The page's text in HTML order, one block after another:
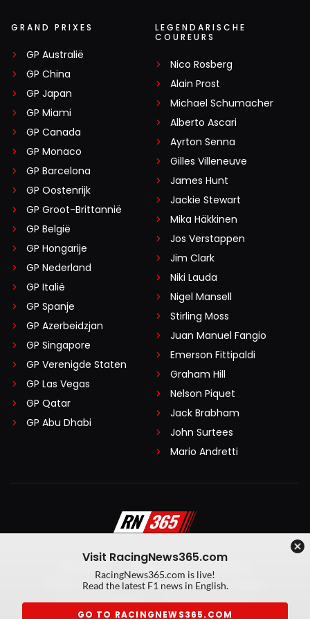
GRAND PRIXES
GP Australië
GP China
GP Japan
GP Miami
GP Canada
GP Monaco
GP Barcelona
GP Oostenrijk
GP Groot-Brittannië
GP België
GP Hongarije
GP Nederland
GP Italië
GP Spanje
GP Azerbeidzjan
GP Singapore
GP Verenigde Staten
GP Las Vegas
GP Qatar
GP Abu Dhabi
LEGENDARISCHE
COUREURS
Nico Rosberg
Alain Prost
Michael Schumacher
Alberto Ascari
Ayrton Senna
Gilles Villeneuve
James Hunt
Jackie Stewart
Mika Häkkinen
Jos Verstappen
Jim Clark
Niki Lauda
Nigel Mansell
Stirling Moss
Juan Manuel Fangio
Emerson Fittipaldi
Graham Hill
Nelson Piquet
Jack Brabham
John Surtees
Mario Andretti
Algemene voorwaarden
Privacy Policy
Created by On Your Marks
Privacy manager
Kansspeluitingen
Visit RacingNews365.com
RacingNews365.com is live!
Read the latest F1 news in English.
GO TO RACINGNEWS365.COM